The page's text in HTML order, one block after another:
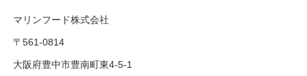
マリンフード株式会社
〒561-0814
大阪府豊中市豊南町東4-5-1